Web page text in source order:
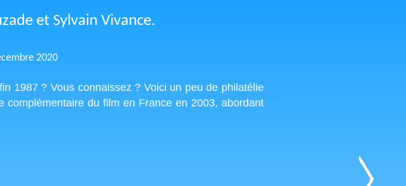
et Sylvain Vivance.
2020
1987 ? Vous connaissez ? Voici un peu de philatélie
complémentaire du film en France en 2003, abordant